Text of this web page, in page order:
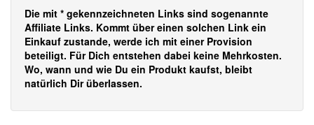
Die mit * gekennzeichneten Links sind sogenannte
Affiliate Links. Kommt über einen solchen Link ein
Einkauf zustande, werde ich mit einer Provision
beteiligt. Für Dich entstehen dabei keine Mehrkosten.
Wo, wann und wie Du ein Produkt kaufst, bleibt
natürlich Dir überlassen.